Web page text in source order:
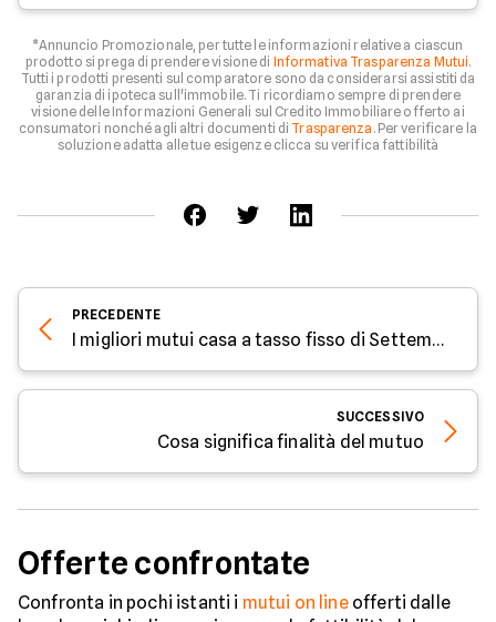
*Annuncio Promozionale, per tutte le informazioni relative a ciascun
prodotto si prega di prendere visione di Informativa Trasparenza Mutui.
Tutti i prodotti presenti sul comparatore sono da considerarsi assistiti da
garanzia di ipoteca sull'immobile. Ti ricordiamo sempre di prendere
visione delle Informazioni Generali sul Credito Immobiliare offerto ai
consumatori nonché agli altri documenti di Trasparenza . Per verificare la
soluzione adatta alle tue esigenze clicca su verifica fattibilità
PRECEDENTE
I migliori mutui casa a tasso fisso di Settembre 2019
SUCCESSIVO
Cosa significa finalità del mutuo
Offerte confrontate
Confronta in pochi istanti i mutui on lineofferti dalle